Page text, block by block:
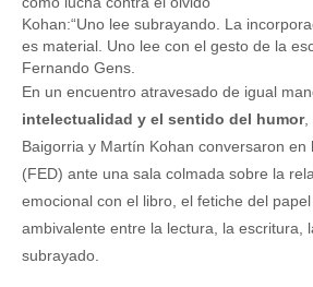
Kohan:“Uno lee subrayando. La
es material. Uno lee con el gesto de la
Fernando Gens.
En un encuentro atravesado de igual
intelectualidad y el sentido del humor,
Baigorria y Martín Kohan conversaron en
(FED) ante una sala colmada sobre la
emocional con el libro, el fetiche del
ambivalente entre la lectura, la escritura,
subrayado.